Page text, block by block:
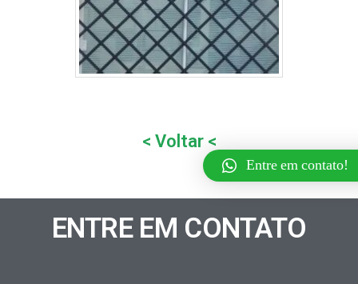
< Voltar <
ENTRE EM CONTATO
Entre em contato!